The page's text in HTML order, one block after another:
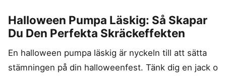
Halloween Pumpa Läskig: Så Skapar
Du Den Perfekta Skräckeffekten
En halloween pumpa läskig är nyckeln till att sätta
stämningen på din halloweenfest. Tänk dig en jack o